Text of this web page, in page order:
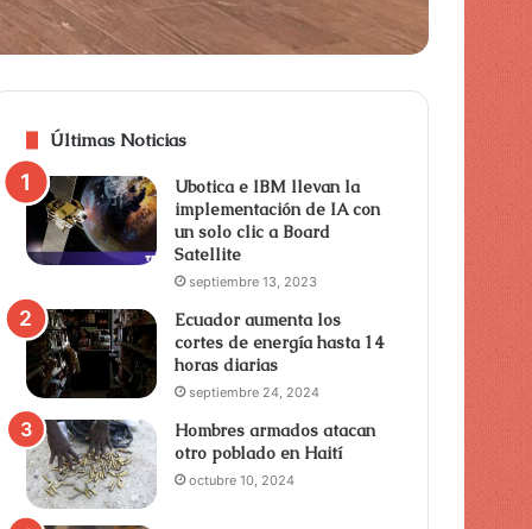
Últimas Noticias
Ubotica e IBM llevan la
implementación de IA con
un solo clic a Board
Satellite
septiembre 13, 2023
Ecuador aumenta los
cortes de energía hasta 14
horas diarias
septiembre 24, 2024
Hombres armados atacan
otro poblado en Haití
octubre 10, 2024